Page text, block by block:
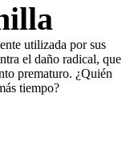
utilizada por sus
el daño radical, que
prematuro. ¿Quién
tiempo?